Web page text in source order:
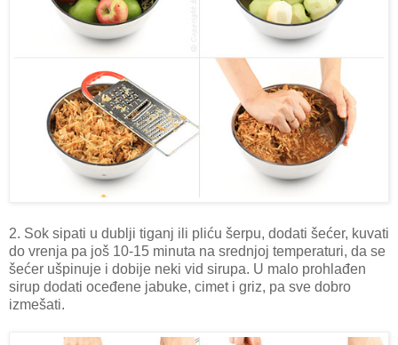
2. Sok sipati u dublji tiganj ili pliću šerpu, dodati šećer, kuvati
do vrenja pa još 10-15 minuta na srednjoj temperaturi, da se
šećer ušpinuje i dobije neki vid sirupa. U malo prohlađen
sirup dodati oceđene jabuke, cimet i griz, pa sve dobro
izmešati.